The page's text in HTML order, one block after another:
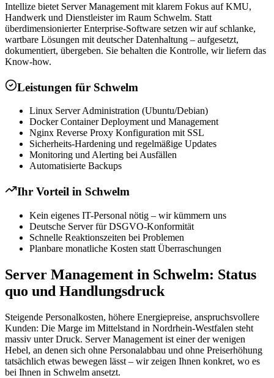
Intellize bietet Server Management mit klarem Fokus auf KMU,
Handwerk und Dienstleister im Raum Schwelm. Statt
überdimensionierter Enterprise-Software setzen wir auf schlanke,
wartbare Lösungen mit deutscher Datenhaltung – aufgesetzt,
dokumentiert, übergeben. Sie behalten die Kontrolle, wir liefern das
Know-how.
Leistungen für Schwelm
Linux Server Administration (Ubuntu/Debian)
Docker Container Deployment und Management
Nginx Reverse Proxy Konfiguration mit SSL
Sicherheits-Hardening und regelmäßige Updates
Monitoring und Alerting bei Ausfällen
Automatisierte Backups
Ihr Vorteil in Schwelm
Kein eigenes IT-Personal nötig – wir kümmern uns
Deutsche Server für DSGVO-Konformität
Schnelle Reaktionszeiten bei Problemen
Planbare monatliche Kosten statt Überraschungen
Server Management in Schwelm: Status
quo und Handlungsdruck
Steigende Personalkosten, höhere Energiepreise, anspruchsvollere
Kunden: Die Marge im Mittelstand in Nordrhein-Westfalen steht
massiv unter Druck. Server Management ist einer der wenigen
Hebel, an denen sich ohne Personalabbau und ohne Preiserhöhung
tatsächlich etwas bewegen lässt – wir zeigen Ihnen konkret, wo es
bei Ihnen in Schwelm ansetzt.